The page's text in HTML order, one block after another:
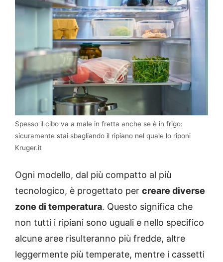
Spesso il cibo va a male in fretta anche se è in frigo:
sicuramente stai sbagliando il ripiano nel quale lo riponi
Kruger.it
Ogni modello, dal più compatto al più
tecnologico, è progettato per creare diverse
zone di temperatura. Questo significa che
non tutti i ripiani sono uguali e nello specifico
alcune aree risulteranno più fredde, altre
leggermente più temperate, mentre i cassetti